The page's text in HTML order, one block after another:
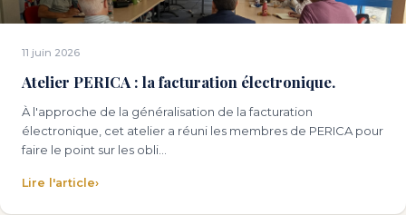
11 juin 2026
Atelier PERICA : la facturation électronique.
À l'approche de la généralisation de la facturation
électronique, cet atelier a réuni les membres de PERICA pour
faire le point sur les obli…
Lire l'article›